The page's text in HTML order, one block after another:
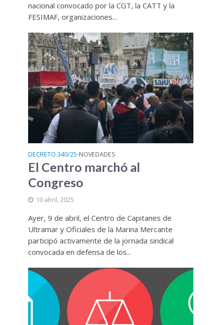
nacional convocado por la CGT, la CATT y la
FESIMAF, organizaciones...
DECRETO 340/25•NOVEDADES
El Centro marchó al
Congreso
10 abril, 2025
Ayer, 9 de abril, el Centro de Capitanes de
Ultramar y Oficiales de la Marina Mercante
participó activamente de la jornada sindical
convocada en defensa de los...